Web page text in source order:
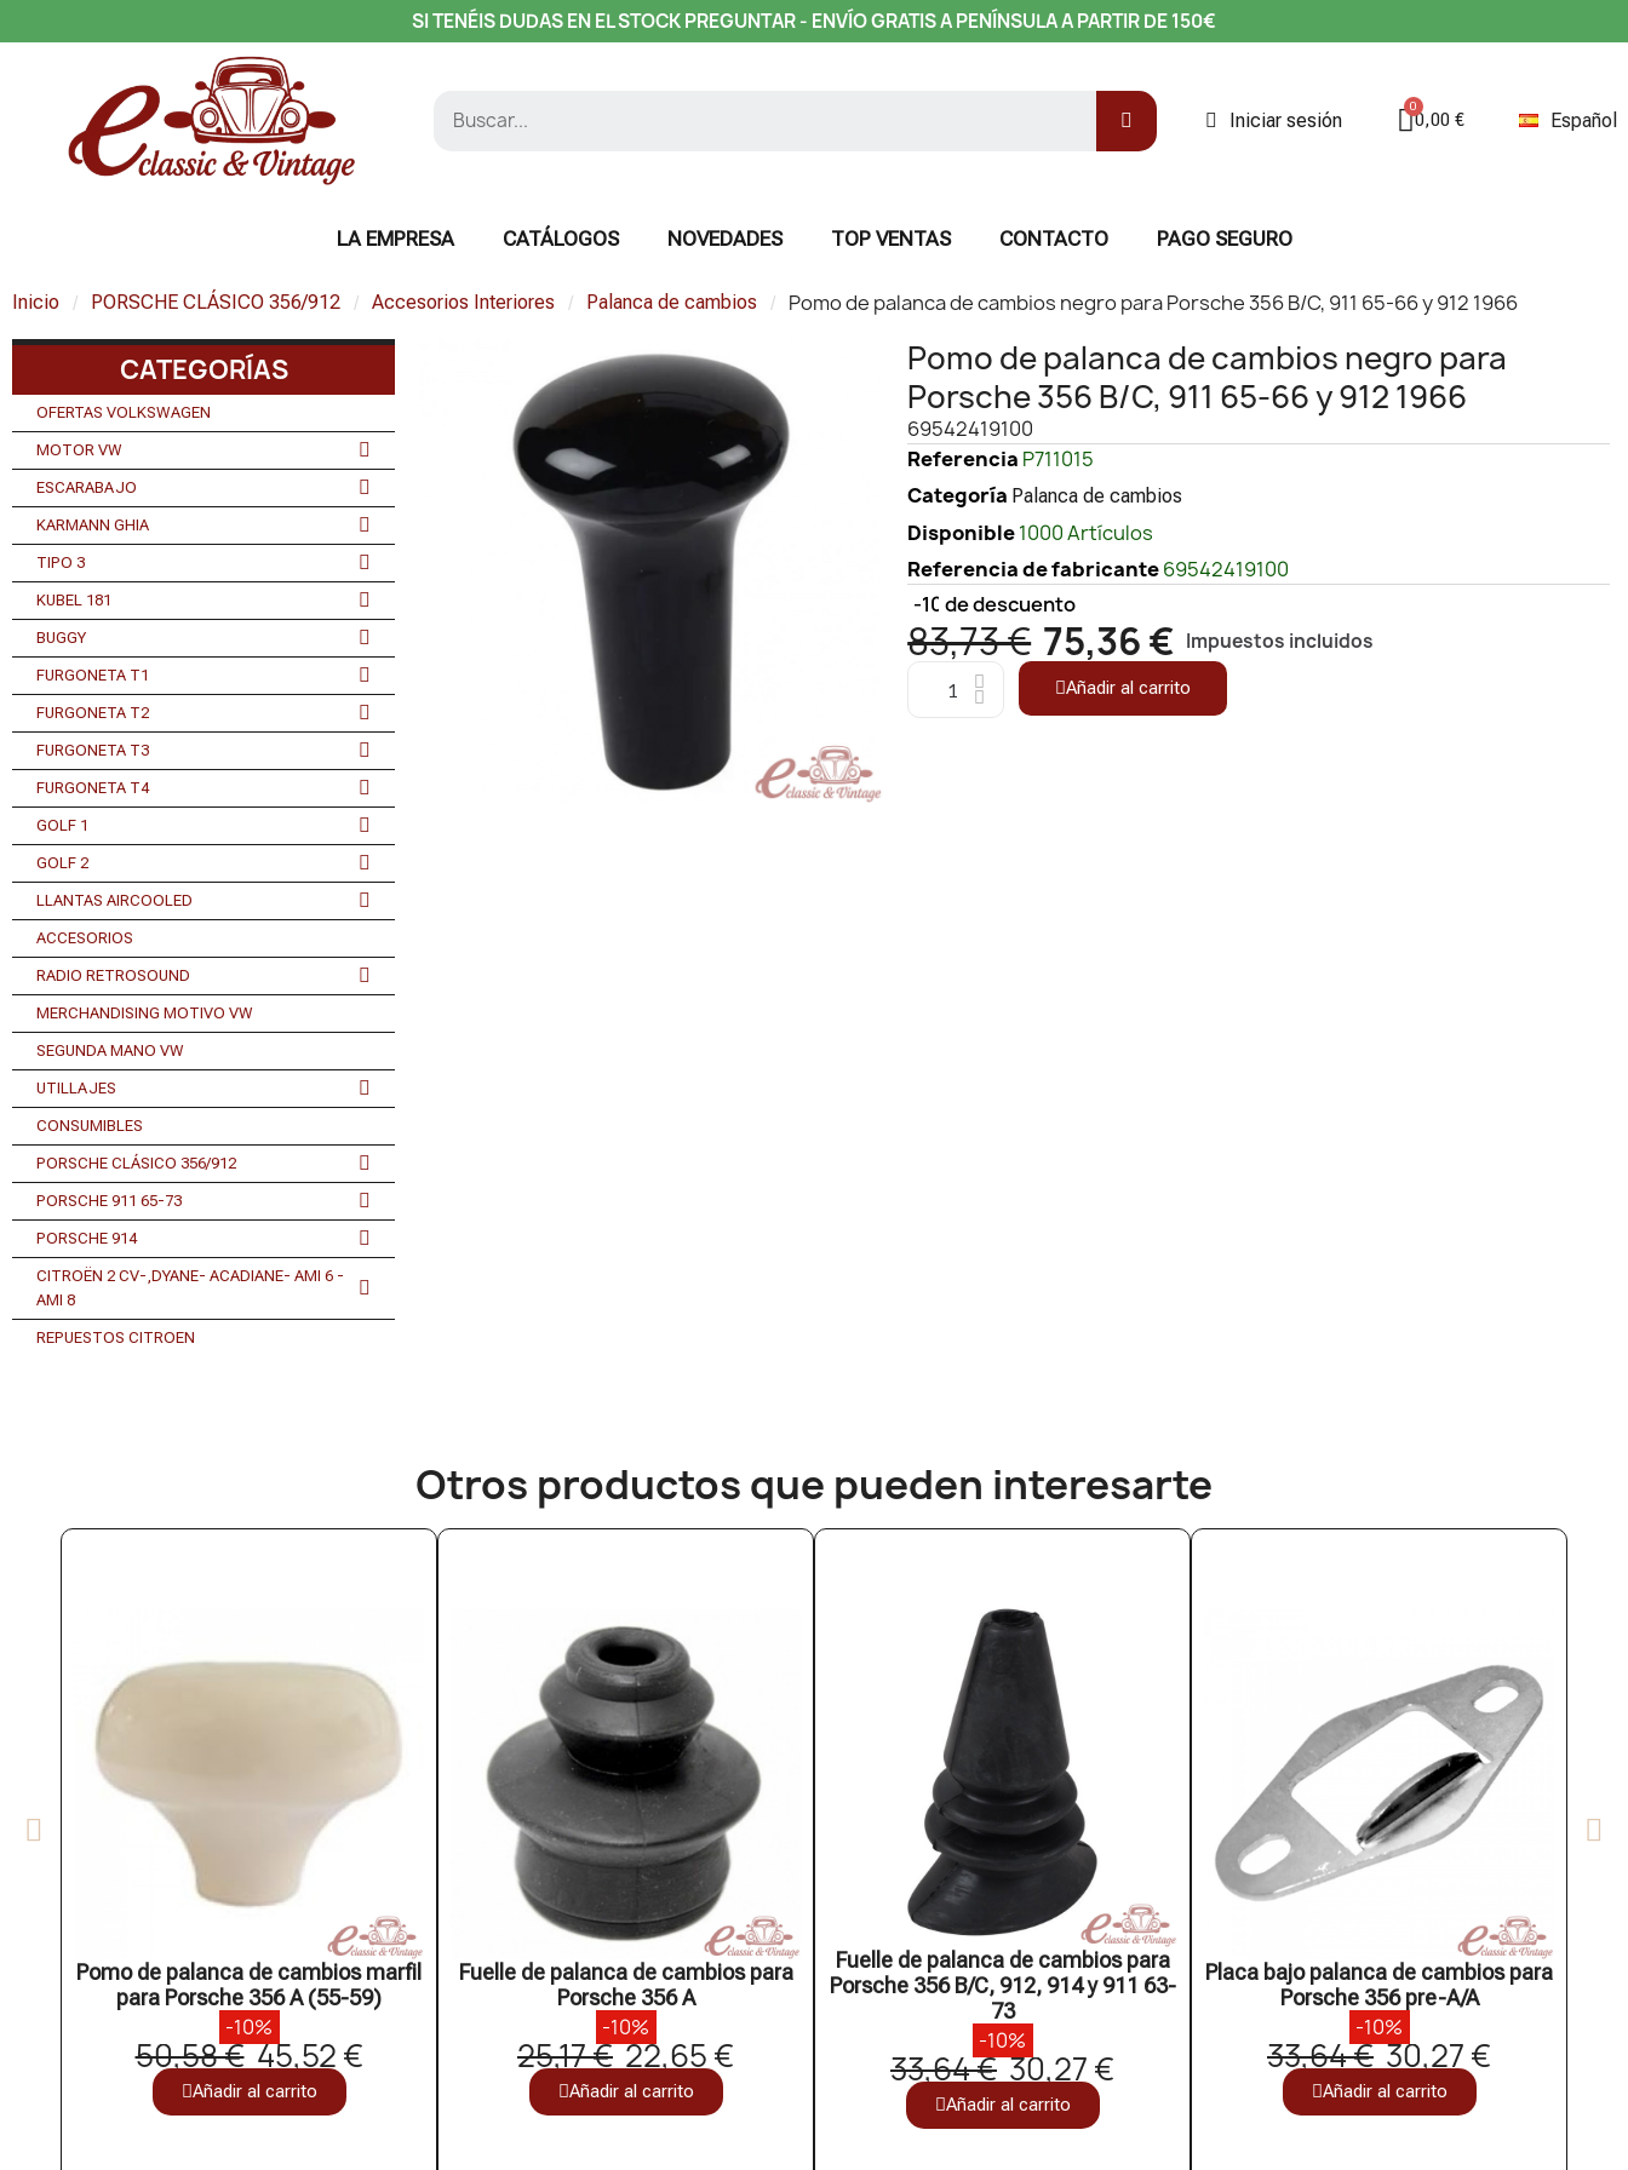
SI TENÉIS DUDAS EN EL STOCK PREGUNTAR - ENVÍO GRATIS A PENÍNSULA A PARTIR DE 150€
Iniciar sesión 0,00 € Español
LA EMPRESA CATÁLOGOS NOVEDADES TOP VENTAS CONTACTO PAGO SEGURO
Inicio PORSCHE CLÁSICO 356/912 Accesorios Interiores Palanca de cambios Pomo de palanca de cambios negro para Porsche 356 B/C, 911 65-66 y 912 1966
CATEGORÍAS
OFERTAS VOLKSWAGEN
MOTOR VW
ESCARABAJO
KARMANN GHIA
TIPO 3
KUBEL 181
BUGGY
FURGONETA T1
FURGONETA T2
FURGONETA T3
FURGONETA T4
GOLF 1
GOLF 2
LLANTAS AIRCOOLED
ACCESORIOS
RADIO RETROSOUND
MERCHANDISING MOTIVO VW
SEGUNDA MANO VW
UTILLAJES
CONSUMIBLES
PORSCHE CLÁSICO 356/912
PORSCHE 911 65-73
PORSCHE 914
CITROËN 2 CV-,DYANE- ACADIANE- AMI 6 -
AMI 8
REPUESTOS CITROEN
Pomo de palanca de cambios negro para
Porsche 356 B/C, 911 65-66 y 912 1966
69542419100
Referencia P711015
Categoría Palanca de cambios
Disponible1000 Artículos
Referencia de fabricante69542419100
-10%de descuento
83,73 € 75,36 € Impuestos incluidos
Añadir al carrito
Otros productos que pueden interesarte​
Pomo de palanca de cambios marfil
para Porsche 356 A (55-59)
-10%
50,58 € 45,52 €
Añadir al carrito
Fuelle de palanca de cambios para
Porsche 356 A
-10%
25,17 € 22,65 €
Añadir al carrito
Fuelle de palanca de cambios para
Porsche 356 B/C, 912, 914 y 911 63-
73
-10%
33,64 € 30,27 €
Añadir al carrito
Placa bajo palanca de cambios para
Porsche 356 pre-A/A
-10%
33,64 € 30,27 €
Añadir al carrito